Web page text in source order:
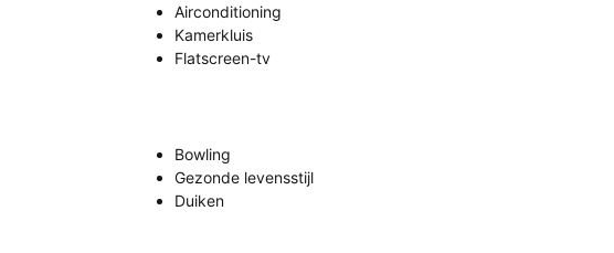
Airconditioning
Kamerkluis
Flatscreen-tv
Bowling
Gezonde levensstijl
Duiken